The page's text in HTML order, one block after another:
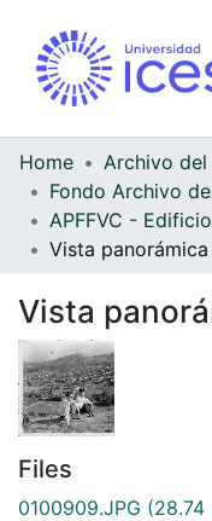
Home
Vista
Files
0100909.JPG (28.74